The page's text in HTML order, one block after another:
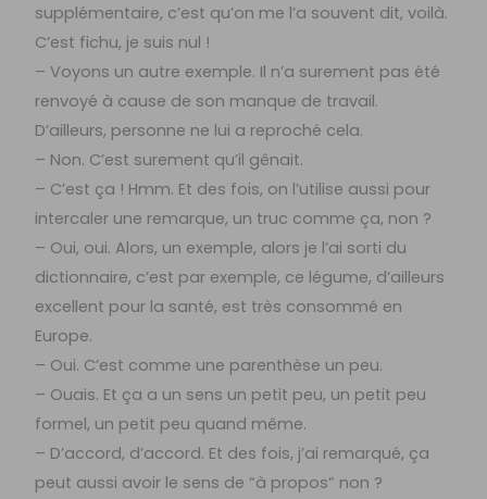
supplémentaire, c’est qu’on me l’a souvent dit, voilà.
C’est fichu, je suis nul !
– Voyons un autre exemple. Il n’a surement pas été
renvoyé à cause de son manque de travail.
D’ailleurs, personne ne lui a reproché cela.
– Non. C’est surement qu’il gênait.
– C’est ça ! Hmm. Et des fois, on l’utilise aussi pour
intercaler une remarque, un truc comme ça, non ?
– Oui, oui. Alors, un exemple, alors je l’ai sorti du
dictionnaire, c’est par exemple, ce légume, d’ailleurs
excellent pour la santé, est très consommé en
Europe.
– Oui. C’est comme une parenthèse un peu.
– Ouais. Et ça a un sens un petit peu, un petit peu
formel, un petit peu quand même.
– D’accord, d’accord. Et des fois, j’ai remarqué, ça
peut aussi avoir le sens de “à propos” non ?